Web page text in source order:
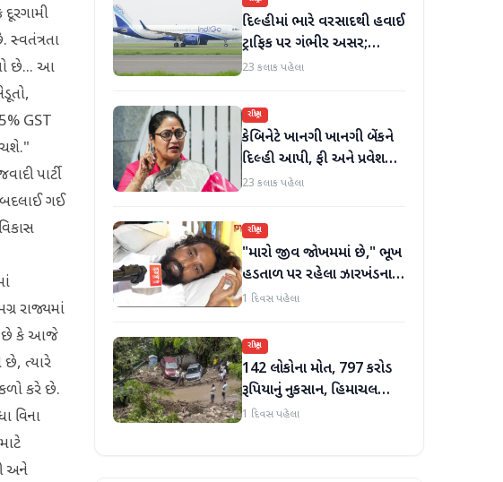
સ્વતંત્રતા
છે... આ
GST
પાર્ટી
બદલાઈ ગઈ
રાજ્યમાં
એ છે કે આજે
ત્યારે
કરે છે.
વિના
અને
દિલ્હીમાં ભારે વરસાદથી હવાઈ
ટ્રાફિક પર ગંભીર અસર;
ઈન્ડિગોએ મુસાફરો માટે
23 કલાક પહેલા
રાષ્ટ્રીય
કેબિનેટે ખાનગી ખાનગી બેંકને
દિલ્હી આપી, ફી અને પ્રવેશ
માટે નવા નિયમો વિશે જાણો
23 કલાક પહેલા
રાષ્ટ્રીય
"મારો જીવ જોખમમાં છે," ભૂખ
હડતાળ પર રહેલા ઝારખંડના
વિદ્યાર્થી નેતા દેવેન્દ્ર નાથ
1 દિવસ પહેલા
રાષ્ટ્રીય
142 લોકોના મોત, 797 કરોડ
રૂપિયાનું નુકસાન, હિમાચલ
પ્રદેશમાં ભારે ચોમાસાનો સામનો
1 દિવસ પહેલા